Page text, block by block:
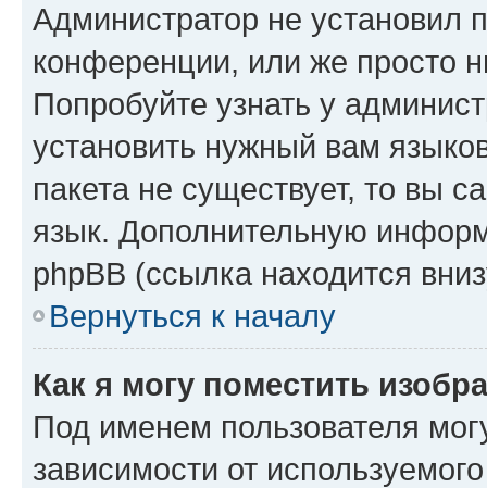
Администратор не установил
конференции, или же просто
Попробуйте узнать у
установить нужный вам
пакета не существует, то вы
язык. Дополнительную
phpBB (ссылка находится
Вернуться к началу
Как я могу поместить
Под именем пользователя
зависимости от